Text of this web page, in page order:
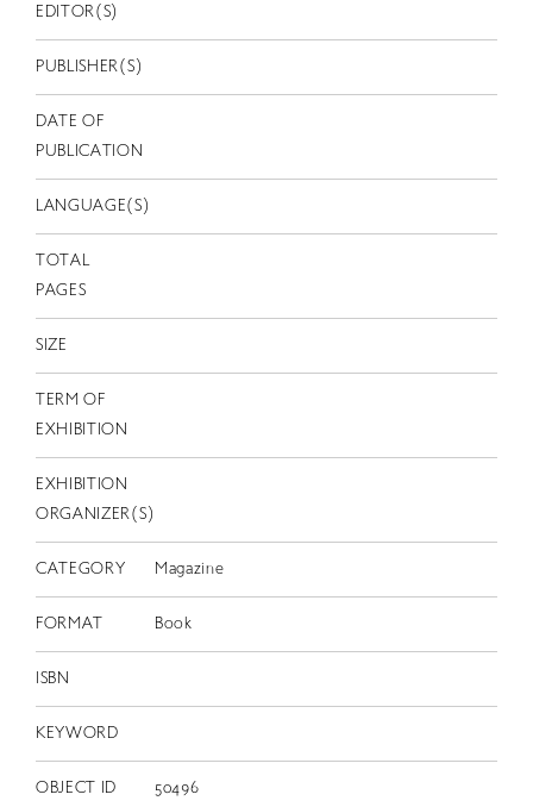
EN
EDITOR(S)
PUBLISHER(S)
DATE OF
PUBLICATION
LANGUAGE(S)
TOTAL
PAGES
SIZE
TERM OF
EXHIBITION
EXHIBITION
ORGANIZER(S)
CATEGORY Magazine
FORMAT Book
ISBN
KEYWORD
OBJECT ID 50496